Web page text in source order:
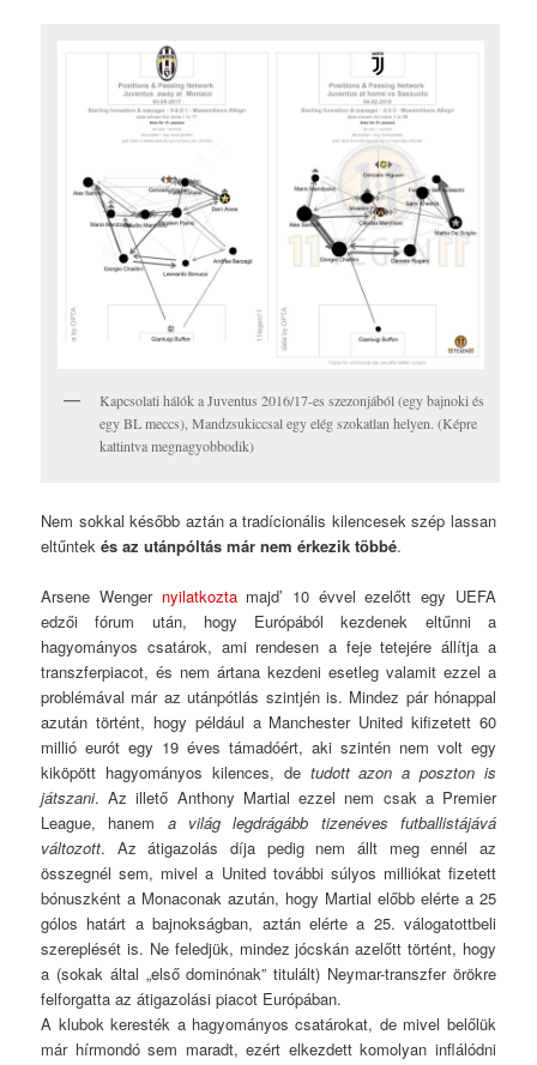
Kapcsolati hálók a Juventus 2016/17-es szezonjából (egy bajnoki és
egy BL meccs), Mandzsukiccsal egy elég szokatlan helyen. (Képre
kattintva megnagyobbodik)
Nem sokkal később aztán a tradícionális kilencesek szép lassan
eltűntekés az utánpóltás már nem érkezik többé.
Arsene Wenger nyilatkoztamajd’ 10 évvel ezelőtt egy UEFA
edzői fórum után, hogy Európából kezdenek eltűnni a
hagyományos csatárok, ami rendesen a feje tetejére állítja a
transzferpiacot, és nem ártana kezdeni esetleg valamit ezzel a
problémával már az utánpótlás szintjén is. Mindez pár hónappal
azután történt, hogy például a Manchester United kifizetett 60
millió eurót egy 19 éves támadóért, aki szintén nem volt egy
kiköpött hagyományos kilences, de tudott azon a poszton is
játszani. Az illető Anthony Martial ezzel nem csak a Premier
League, hanem a világ legdrágább tizenéves futballistájává
változott. Az átigazolás díja pedig nem állt meg ennél az
összegnél sem, mivel a United további súlyos milliókat fizetett
bónuszként a Monaconak azután, hogy Martial előbb elérte a 25
gólos határt a bajnokságban, aztán elérte a 25. válogatottbeli
szereplését is. Ne feledjük, mindez jócskán azelőtt történt, hogy
a (sokak által „első dominónak” titulált) Neymar-transzfer örökre
felforgatta az átigazolási piacot Európában.
A klubok keresték a hagyományos csatárokat, de mivel belőlük
már hírmondó sem maradt, ezért elkezdett komolyan inflálódni